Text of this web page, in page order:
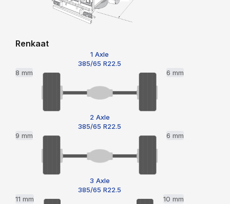
Renkaat
1 Axle
385/65 R22.5
8 mm
6 mm
2 Axle
385/65 R22.5
9 mm
6 mm
3 Axle
385/65 R22.5
11 mm
10 mm